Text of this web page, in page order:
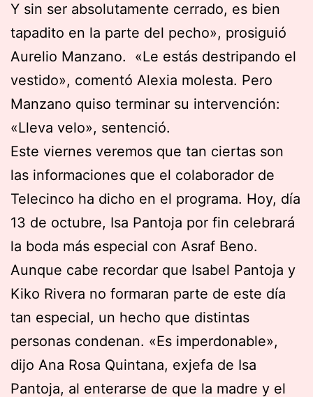
Y sin ser absolutamente cerrado, es bien
tapadito en la parte del pecho», prosiguió
Aurelio Manzano. «Le estás destripando el
vestido», comentó Alexia molesta. Pero
Manzano quiso terminar su intervención:
«Lleva velo», sentenció.
Este viernes veremos que tan ciertas son
las informaciones que el colaborador de
Telecinco ha dicho en el programa. Hoy, día
13 de octubre, Isa Pantoja por fin celebrará
la boda más especial con Asraf Beno.
Aunque cabe recordar que Isabel Pantoja y
Kiko Rivera no formaran parte de este día
tan especial, un hecho que distintas
personas condenan. «Es imperdonable»,
dijo Ana Rosa Quintana, exjefa de Isa
Pantoja, al enterarse de que la madre y el